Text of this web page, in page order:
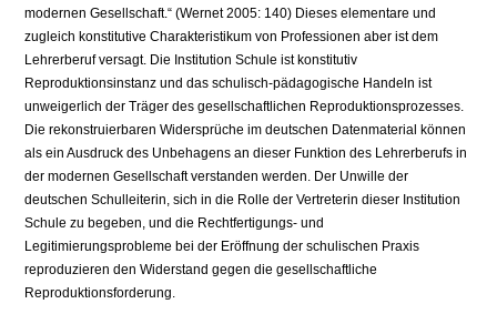
modernen Gesellschaft.“ (Wernet 2005: 140) Dieses elementare und
zugleich konstitutive Charakteristikum von Professionen aber ist dem
Lehrerberuf versagt. Die Institution Schule ist konstitutiv
Reproduktionsinstanz und das schulisch-pädagogische Handeln ist
unweigerlich der Träger des gesellschaftlichen Reproduktionsprozesses.
Die rekonstruierbaren Widersprüche im deutschen Datenmaterial können
als ein Ausdruck des Unbehagens an dieser Funktion des Lehrerberufs in
der modernen Gesellschaft verstanden werden. Der Unwille der
deutschen Schulleiterin, sich in die Rolle der Vertreterin dieser Institution
Schule zu begeben, und die Rechtfertigungs- und
Legitimierungsprobleme bei der Eröffnung der schulischen Praxis
reproduzieren den Widerstand gegen die gesellschaftliche
Reproduktionsforderung.